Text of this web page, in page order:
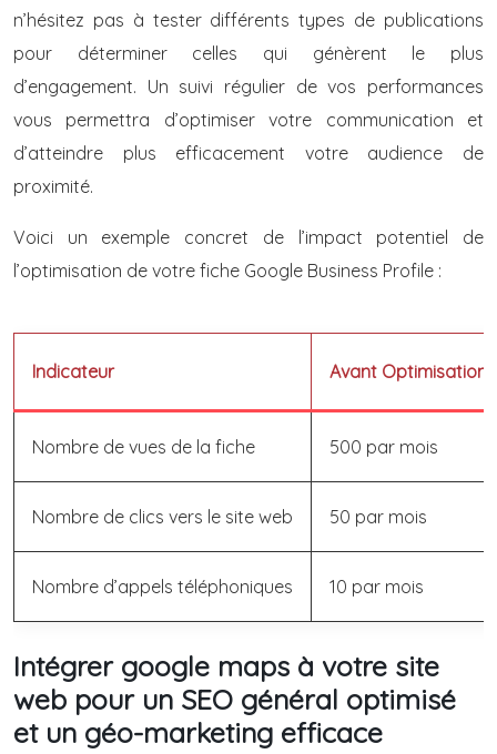
n’hésitez pas à tester différents types de publications
pour déterminer celles qui génèrent le plus
d’engagement. Un suivi régulier de vos performances
vous permettra d’optimiser votre communication et
d’atteindre plus efficacement votre audience de
proximité.
Voici un exemple concret de l’impact potentiel de
l’optimisation de votre fiche Google Business Profile :
Indicateur Avant Optimisation
Nombre de vues de la fiche 500 par mois
Nombre de clics vers le site web 50 par mois
Nombre d’appels téléphoniques 10 par mois
Intégrer google maps à votre site
web pour un SEO général optimisé
et un géo-marketing efficace